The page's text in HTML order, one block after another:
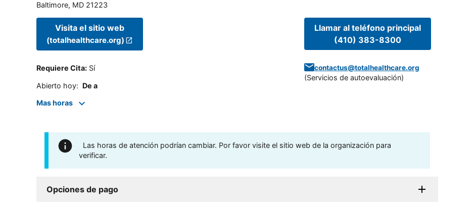
Baltimore, MD 21223
Visita el sitio web
(totalhealthcare.org)
Requiere Cita: Sí
Abierto hoy: De a
Mas horas
Llamar al teléfono principal
(410) 383-8300
contactus@totalhealthcare.org
(Servicios de autoevaluación)
Las horas de atención podrían cambiar. Por favor visite el sitio web de la organización para
verificar.
Opciones de pago